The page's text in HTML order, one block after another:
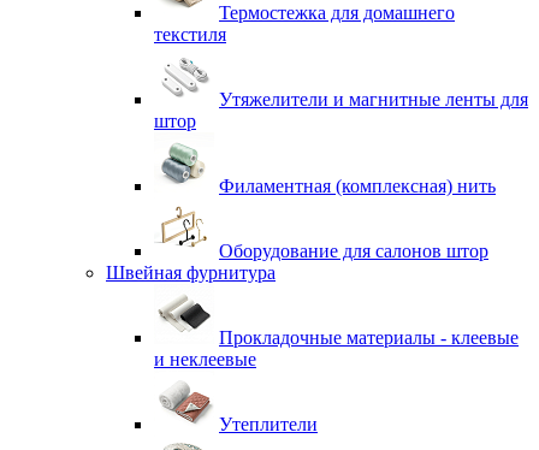
Термостежка для домашнего
текстиля
Утяжелители и магнитные ленты для
штор
Филаментная (комплексная) нить
Оборудование для салонов штор
Швейная фурнитура
Прокладочные материалы - клеевые
и неклеевые
Утеплители